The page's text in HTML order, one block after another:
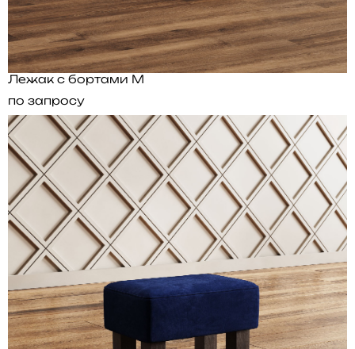
Лежак с бортами M
по запросу